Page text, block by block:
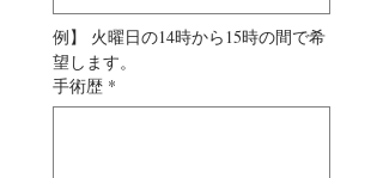
例】 火曜日の14時から15時の間で希
望します。
手術歴 *